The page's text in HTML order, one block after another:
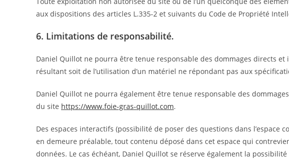
aux dispositions des articles L.335-2 et suivants du Code de Propriété
6. Limitations de responsabilité.
Daniel Quillot ne pourra être tenue responsable des dommages directs
résultant soit de l’utilisation d’un matériel ne répondant pas aux
Daniel Quillot ne pourra également être tenue responsable des
du site https://www.foie-gras-quillot.com.
Des espaces interactifs (possibilité de poser des questions dans
en demeure préalable, tout contenu déposé dans cet espace qui
données. Le cas échéant, Daniel Quillot se réserve également la